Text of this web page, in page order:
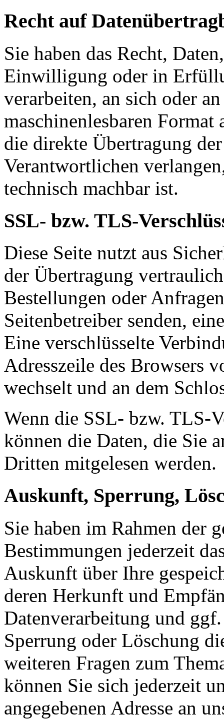
Recht auf
Sie haben das Recht,
Einwilligung oder in
verarbeiten, an sich oder
maschinenlesbaren Format
die direkte Übertragung
Verantwortlichen
technisch machbar ist.
SSL- bzw. TLS-
Diese Seite nutzt aus
der Übertragung
Bestellungen oder
Seitenbetreiber senden,
Eine verschlüsselte
Adresszeile des Browsers
wechselt und an dem
Wenn die SSL- bzw. TLS-
können die Daten, die Sie
Dritten mitgelesen werden.
Auskunft, Sperrung,
Sie haben im Rahmen der
Bestimmungen jederzeit
Auskunft über Ihre
deren Herkunft und
Datenverarbeitung und
Sperrung oder Löschung
weiteren Fragen zum
können Sie sich jederzeit
angegebenen Adresse an